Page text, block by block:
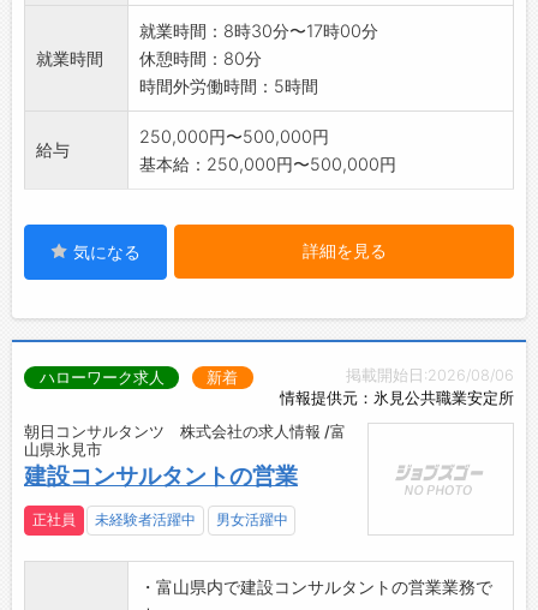
ソフトを使用した作業を行っていただきま
す。
「変更範囲:変更なし」
就業時間
就業時間：8時30分〜17時00分
休憩時間：80分
時間外労働時間：5時間
給与
250,000円〜500,000円
基本給：250,000円〜500,000円
気になる 詳細を見る
掲載開始日:2026/08/06
情報提供元：氷見公共職業安定所
ハローワーク求人 新着
朝日コンサルタンツ 株式会社の求人情報 /富
山県氷見市
建設コンサルタントの営業
正社員 未経験者活躍中 男女活躍中
・富山県内で建設コンサルタントの営業業務で